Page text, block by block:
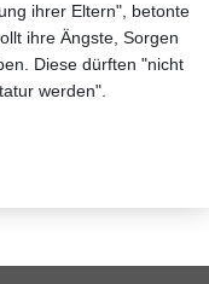
ihrer Eltern", betonte
ihre Ängste, Sorgen
Diese dürften "nicht
werden".